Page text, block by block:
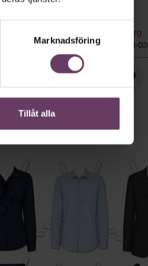
Marknadsföring
Tillåt alla
än
Ledarskap
Fredrik Kullberg
Publicerad
2026-08-03